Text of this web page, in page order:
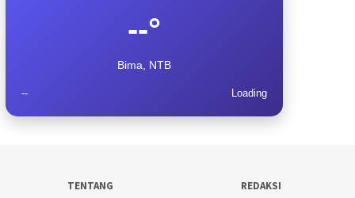
--°
Bima, NTB
-- Loading
TENTANG
REDAKSI